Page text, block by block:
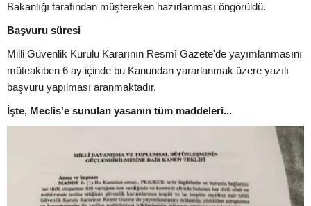
Bakanlığı tarafından müştereken hazırlanması öngörüldü.
Başvuru süresi
Milli Güvenlik Kurulu Kararının Resmî Gazete'de yayımlanmasını
müteakiben 6 ay içinde bu Kanundan yararlanmak üzere yazılı
başvuru yapılması aranmaktadır.
İşte, Meclis'e sunulan yasanın tüm maddeleri...